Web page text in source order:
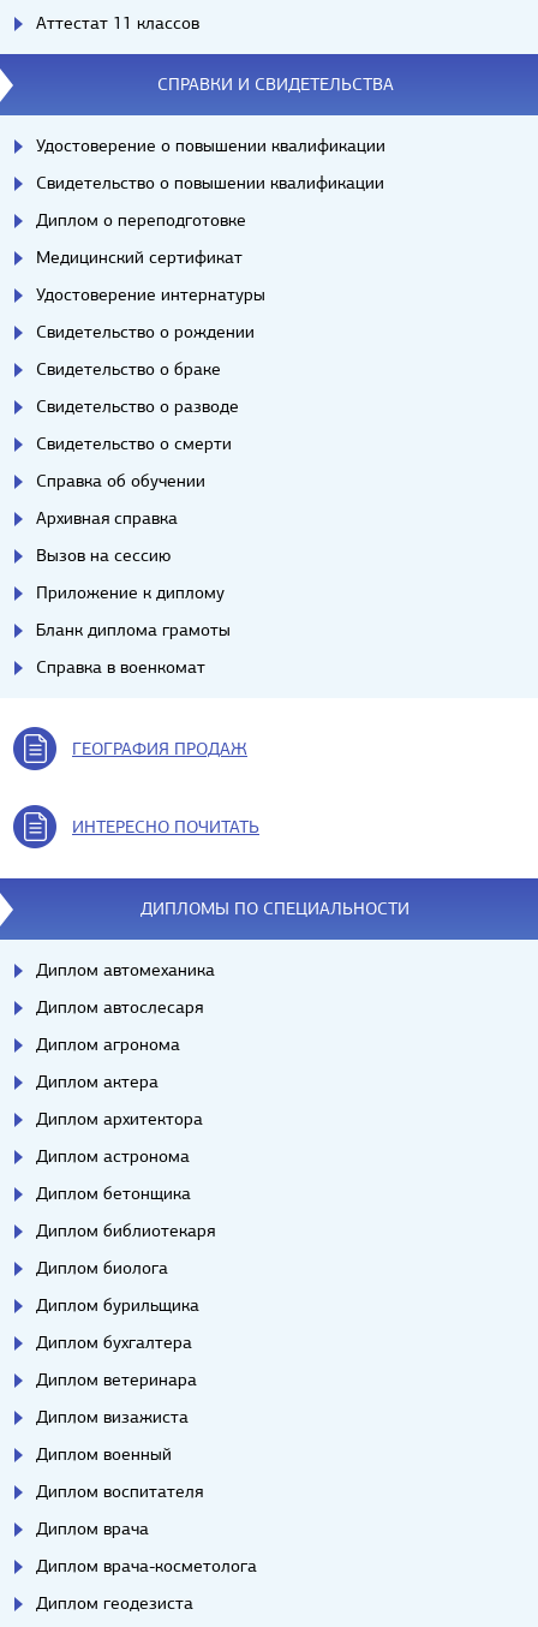
Аттестат 11 классов
СПРАВКИ И СВИДЕТЕЛЬСТВА
Удостоверение о повышении квалификации
Свидетельство о повышении квалификации
Диплом о переподготовке
Медицинский сертификат
Удостоверение интернатуры
Свидетельство о рождении
Свидетельство о браке
Свидетельство о разводе
Свидетельство о смерти
Справка об обучении
Архивная справка
Вызов на сессию
Приложение к диплому
Бланк диплома грамоты
Справка в военкомат
ГЕОГРАФИЯ ПРОДАЖ
ИНТЕРЕСНО ПОЧИТАТЬ
ДИПЛОМЫ ПО СПЕЦИАЛЬНОСТИ
Диплом автомеханика
Диплом автослесаря
Диплом агронома
Диплом актера
Диплом архитектора
Диплом астронома
Диплом бетонщика
Диплом библиотекаря
Диплом биолога
Диплом бурильщика
Диплом бухгалтера
Диплом ветеринара
Диплом визажиста
Диплом военный
Диплом воспитателя
Диплом врача
Диплом врача-косметолога
Диплом геодезиста